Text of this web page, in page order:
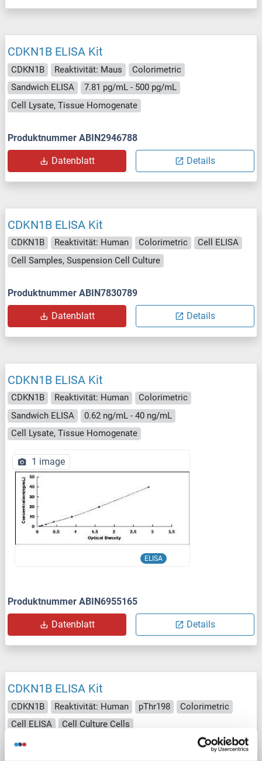
CDKN1B ELISA Kit
CDKN1B Reaktivität: Maus
Colorimetric
Sandwich ELISA
7.81 pg/mL - 500 pg/mL
Cell Lysate, Tissue Homogenate
Produktnummer ABIN2946788
Datenblatt Details
CDKN1B ELISA Kit
CDKN1B Reaktivität: Human Colorimetric
Cell ELISA
Cell Samples, Suspension Cell Culture
Produktnummer ABIN7830789
Datenblatt Details
CDKN1B ELISA Kit
CDKN1B Reaktivität: Human
Colorimetric
Sandwich ELISA
0.62 ng/mL - 40 ng/mL
Cell Lysate, Tissue Homogenate
ELISA
1 image
Produktnummer ABIN6955165
Datenblatt Details
CDKN1B ELISA Kit
CDKN1B Reaktivität: Human pThr198
Colorimetric
Cell ELISA
Cell Culture Cells